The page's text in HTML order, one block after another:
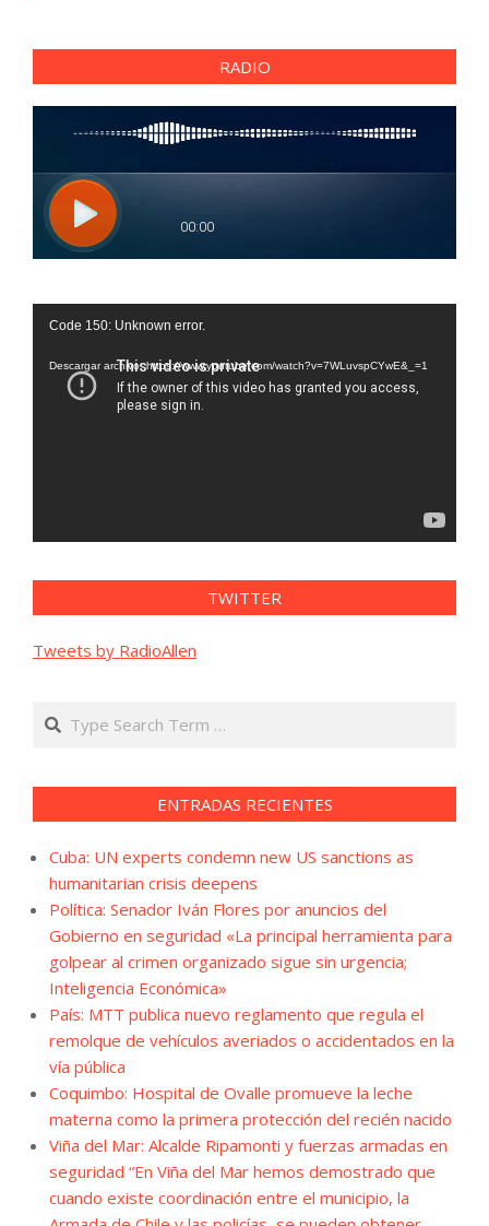
RADIO
Reproductor
vídeo
Code 150: Unknown error.
Descargar archivo: https://www.youtube.com/watch?v=7WLuvspCYwE&_=1
TWITTER
Tweets by RadioAllen
Search
ENTRADAS RECIENTES
Cuba: UN experts condemn new US sanctions as
humanitarian crisis deepens
Política: Senador Iván Flores por anuncios del
Gobierno en seguridad «La principal herramienta para
golpear al crimen organizado sigue sin urgencia;
Inteligencia Económica»
País: MTT publica nuevo reglamento que regula el
remolque de vehículos averiados o accidentados en la
vía pública
Coquimbo: Hospital de Ovalle promueve la leche
materna como la primera protección del recién nacido
Viña del Mar: Alcalde Ripamonti y fuerzas armadas en
seguridad “En Viña del Mar hemos demostrado que
cuando existe coordinación entre el municipio, la